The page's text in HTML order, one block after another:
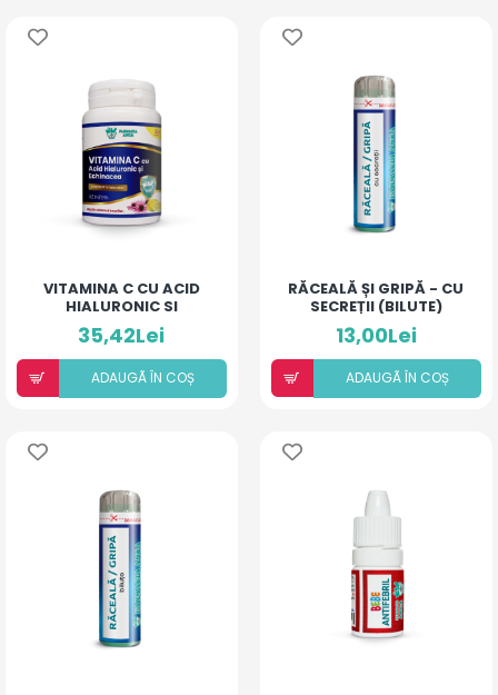
VITAMINA C CU ACID
HIALURONIC SI
ECHINACEA
35,42Lei
ADAUGÃ ÎN COȘ
RĂCEALĂ ȘI GRIPĂ - CU
SECREȚII (BILUTE)
13,00Lei
ADAUGÃ ÎN COȘ